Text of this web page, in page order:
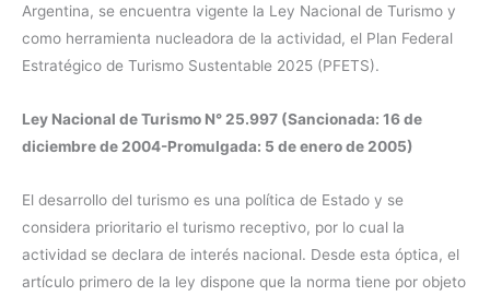
Argentina, se encuentra vigente la Ley Nacional de Turismo y
como herramienta nucleadora de la actividad, el Plan Federal
Estratégico de Turismo Sustentable 2025 (PFETS).
Ley Nacional de Turismo N° 25.997 (Sancionada: 16 de
diciembre de 2004-Promulgada: 5 de enero de 2005)
El desarrollo del turismo es una política de Estado y se
considera prioritario el turismo receptivo, por lo cual la
actividad se declara de interés nacional. Desde esta óptica, el
artículo primero de la ley dispone que la norma tiene por objeto